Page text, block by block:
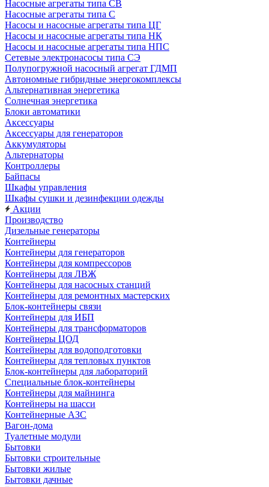
Насосные агрегаты типа СВ
Насосные агрегаты типа С
Насосы и насосные агрегаты типа ЦГ
Насосы и насосные агрегаты типа НК
Насосы и насосные агрегаты типа НПС
Сетевые электронасосы типа СЭ
Полупогружной насосный агрегат ГДМП
Автономные гибридные энергокомплексы
Альтернативная энергетика
Солнечная энергетика
Блоки автоматики
Аксессуары
Аксессуары для генераторов
Аккумуляторы
Альтернаторы
Контроллеры
Байпасы
Шкафы управления
Шкафы сушки и дезинфекции одежды
Акции
Производство
Дизельные генераторы
Контейнеры
Контейнеры для генераторов
Контейнеры для компрессоров
Контейнеры для ЛВЖ
Контейнеры для насосных станций
Контейнеры для ремонтных мастерских
Блок-контейнеры связи
Контейнеры для ИБП
Контейнеры для трансформаторов
Контейнеры ЦОД
Контейнеры для водоподготовки
Контейнеры для тепловых пунктов
Блок-контейнеры для лабораторий
Специальные блок-контейнеры
Контейнеры для майнинга
Контейнеры на шасси
Контейнерные АЗС
Вагон-дома
Туалетные модули
Бытовки
Бытовки строительные
Бытовки жилые
Бытовки дачные